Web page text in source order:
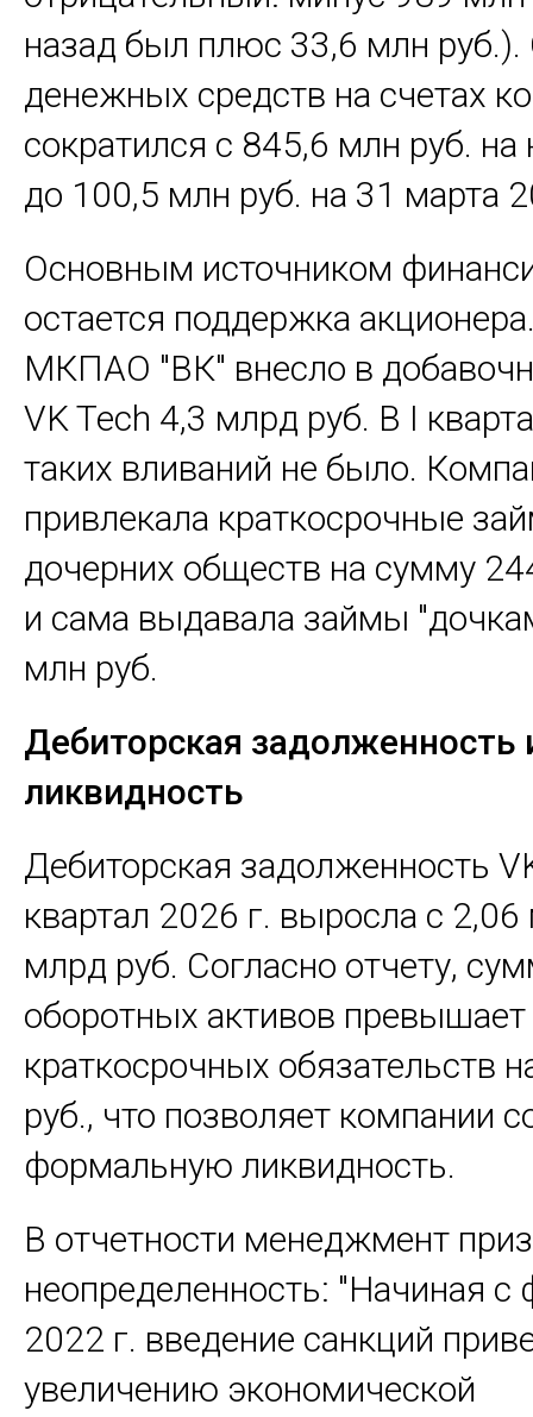
назад был плюс 33,6 млн руб.).
денежных средств на счетах
сократился с 845,6 млн руб. на
до 100,5 млн руб. на 31 марта
Основным источником
остается поддержка
МКПАО "ВК" внесло в
VK Tech 4,3 млрд руб. В I
таких вливаний не было.
привлекала краткосрочные
дочерних обществ на сумму
и сама выдавала займы
млн руб.
Дебиторская задолженность
ликвидность
Дебиторская задолженность
квартал 2026 г. выросла с
млрд руб. Согласно отчету,
оборотных активов
краткосрочных обязательств
руб., что позволяет компании
формальную ликвидность.
В отчетности менеджмент
неопределенность: "Начиная с
2022 г. введение санкций
увеличению экономической